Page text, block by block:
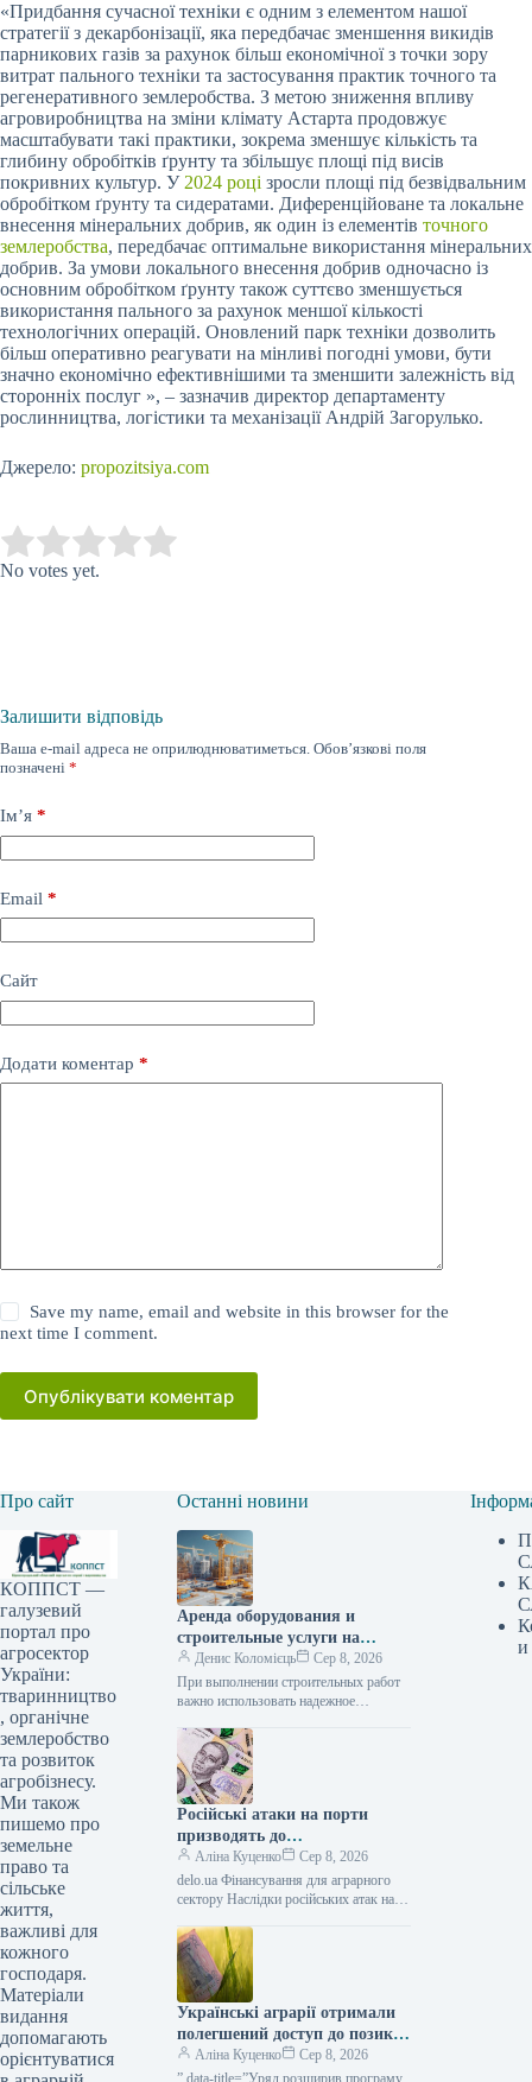
«Придбання сучасної техніки є одним з елементом нашої
стратегії з декарбонізації, яка передбачає зменшення викидів
парникових газів за рахунок більш економічної з точки зору
витрат пального техніки та застосування практик точного та
регенеративного землеробства. З метою зниження впливу
агровиробництва на зміни клімату Астарта продовжує
масштабувати такі практики, зокрема зменшує кількість та
глибину обробітків ґрунту та збільшує площі під висів
покривних культур. У 2024 році зросли площі під безвідвальним
обробітком ґрунту та сидератами. Диференційоване та локальне
внесення мінеральних добрив, як один із елементів точного
землеробства, передбачає оптимальне використання мінеральних
добрив. За умови локального внесення добрив одночасно із
основним обробітком ґрунту також суттєво зменшується
використання пального за рахунок меншої кількості
технологічних операцій. Оновлений парк техніки дозволить
більш оперативно реагувати на мінливі погодні умови, бути
значно економічно ефективнішими та зменшити залежність від
сторонніх послуг », – зазначив директор департаменту
рослинництва, логістики та механізації Андрій Загорулько.
Джерело: propozitsiya.com
Rate this item:
No votes yet.
Залишити відповідь
Ваша e-mail адреса не оприлюднюватиметься. Обов’язкові поля
позначені *
Ім’я *
Email *
Сайт
Додати коментар *
Save my name, email and website in this browser for the
next time I comment.
Опублікувати коментар
Про сайт
КОППСТ —
галузевий
портал про
агросектор
України:
тваринництво
, органічне
землеробство
та розвиток
агробізнесу.
Ми також
пишемо про
земельне
право та
сільське
життя,
важливі для
кожного
господаря.
Матеріали
видання
допомагають
орієнтуватися
Останні новини
Аренда оборудования и
строительные услуги на
Lunbix
Денис Коломієць
Сер 8, 2026
При выполнении строительных работ
важно использовать надежное
опытными специалистами. Именно
поэтому многие заказчики выбирают
маркетплейс Lunbix,…
Російські атаки на порти
призводять до
багатомільярдних збитків для
України: один удар сягає 30
мільйонів доларів —
Аліна Куценко
Сер 8, 2026
delo.ua Фінансування для аграрного
сектору Наслідки російських атак на
можуть сягати прямих збитків у
десятки мільйонів доларів.…
Українські аграрії отримали
полегшений доступ до позик
за програмою «5-7-9%» для
весняних польових робіт та
Аліна Куценко
Сер 8, 2026
” data-title=”Уряд розширив програму
и